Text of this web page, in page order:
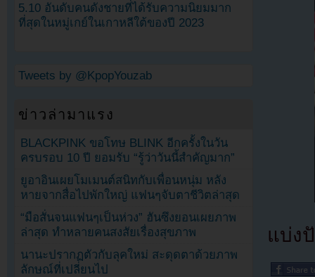
แบ่ง
5.10 อันดับคนดังชายที่ได้รับความนิยมมาก
ที่สุดในหมู่เกย์ในเกาหลีใต้ของปี 2023
Tweets by @KpopYouzab
ข่าวล่ามาแรง
BLACKPINK ขอโทษ BLINK อีกครั้งในวัน
ครบรอบ 10 ปี ยอมรับ “รู้ว่าวันนี้สำคัญมาก”
ยูอาอินเผยโมเมนต์สนิทกับเพื่อนหนุ่ม หลัง
หายจากสื่อไปพักใหญ่ แฟนๆจับตาชีวิตล่าสุด
“มือสั่นจนแฟนๆเป็นห่วง” ฮันซึงยอนเผยภาพ
ล่าสุด ทำหลายคนสงสัยเรื่องสุขภาพ
นานะปรากฏตัวกับลุคใหม่ สะดุดตาด้วยภาพ
ลักษณ์ที่เปลี่ยนไป